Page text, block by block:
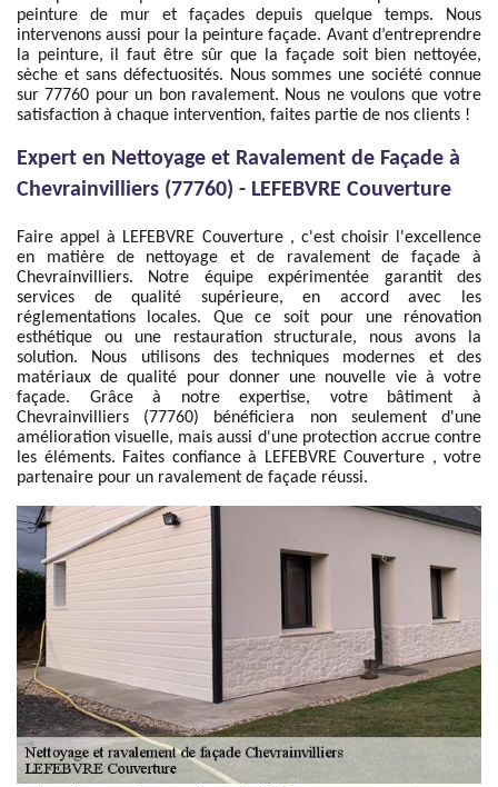
peinture de mur et façades depuis quelque temps. Nous
intervenons aussi pour la peinture façade. Avant d’entreprendre
la peinture, il faut être sûr que la façade soit bien nettoyée,
sèche et sans défectuosités. Nous sommes une société connue
sur 77760 pour un bon ravalement. Nous ne voulons que votre
satisfaction à chaque intervention, faites partie de nos clients !
Expert en Nettoyage et Ravalement de Façade à
Chevrainvilliers (77760) - LEFEBVRE Couverture
Faire appel à LEFEBVRE Couverture , c'est choisir l'excellence
en matière de nettoyage et de ravalement de façade à
Chevrainvilliers. Notre équipe expérimentée garantit des
services de qualité supérieure, en accord avec les
réglementations locales. Que ce soit pour une rénovation
esthétique ou une restauration structurale, nous avons la
solution. Nous utilisons des techniques modernes et des
matériaux de qualité pour donner une nouvelle vie à votre
façade. Grâce à notre expertise, votre bâtiment à
Chevrainvilliers (77760) bénéficiera non seulement d'une
amélioration visuelle, mais aussi d'une protection accrue contre
les éléments. Faites confiance à LEFEBVRE Couverture , votre
partenaire pour un ravalement de façade réussi.